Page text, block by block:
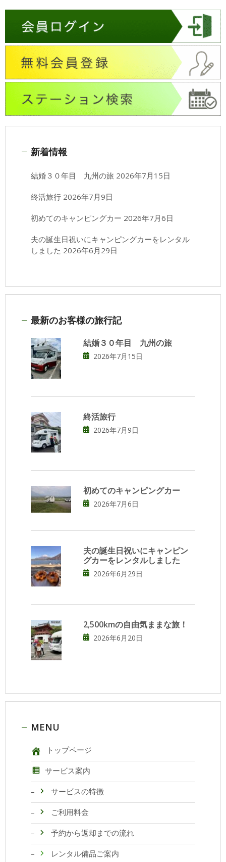
新着情報
結婚３０年目 九州の旅 2026年7月15日
終活旅行 2026年7月9日
初めてのキャンピングカー 2026年7月6日
夫の誕生日祝いにキャンピングカーをレンタル
しました 2026年6月29日
最新のお客様の旅行記
結婚３０年目 九州の旅
2026年7月15日
終活旅行
2026年7月9日
初めてのキャンピングカー
2026年7月6日
夫の誕生日祝いにキャンピン
グカーをレンタルしました
2026年6月29日
2,500kmの自由気ままな旅！
2026年6月20日
MENU
トップページ
サービス案内
サービスの特徴
ご利用料金
予約から返却までの流れ
レンタル備品ご案内